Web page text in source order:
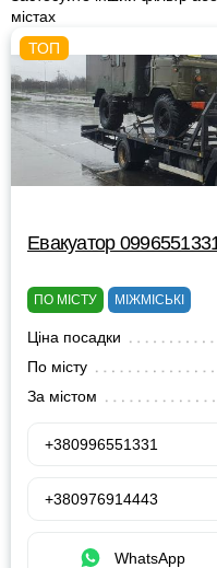
містах
Евакуатор
ПО МІСТУ МІЖМІСЬКІ
Ціна посадки
По місту
За містом
+380996551331
+380976914443
WhatsApp